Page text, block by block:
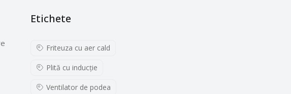
Etichete
Friteuza cu aer cald
Plită cu inducţie
Ventilator de podea